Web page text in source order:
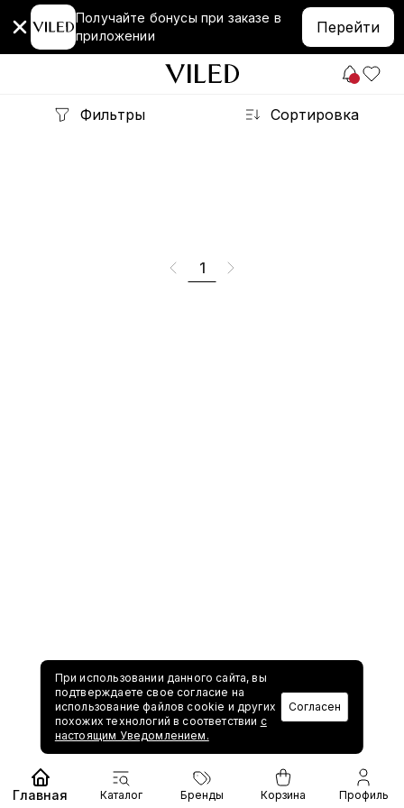
Получайте бонусы при заказе в
приложении
Перейти
Фильтры Сортировка
1
При использовании данного сайта, вы
подтверждаете свое согласие на
использование файлов cookie и других
похожих технологий в соответствии с
настоящим Уведомлением.
Согласен
Главная Каталог Бренды Корзина Профиль